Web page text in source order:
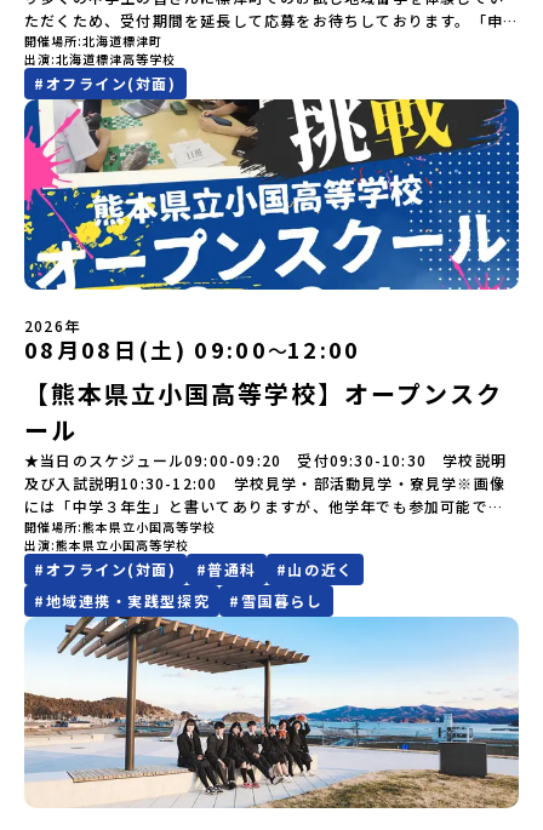
参加できなくなった場合について参加決定後の参加お取り消しはご
遠慮下さい。やむを得ないお取り消しの場合はお早めに事務局まで
ご連絡ください。・キャンセルポリシーやむを得ない参加お取り消
しの場合、以下のルールに沿って対応させていただきます。ご了承
ください。プログラム開催日の前日＜7月17日＞から、【キャンセル
のご連絡日：お支払いいただく旅行代金】・21日目にあたる日以
前：無料・20日目-8日目：20％・7日目-2日目：30％・プログラム
開始日の前日：40％・プログラム開始日当日：50％・ご連絡無しで
の不参加またはプログラム開始後の解除：100％・催行中止について
天候などの状況等によって開催を見合わせる可能性があります。そ
の場合は原則、開催日1週間前までにご連絡いたします。又、最少催
行人数に達しなかった場合は、開催日3週間前までに催行中止の旨を
メールにてご連絡いたします。・よくあるご質問その他、よくある
ご質問についてはこちらをご確認ください。運営団体について＜プ
ログラム主催：一般財団法人地域・教育魅力化プラットフォーム＞
「意志ある若者にあふれる持続可能な地域・社会をつくる」という
ビジョンを掲げ、2017年3月に島根県に設立した教育事業団体で
す。日本全国約200の高校と連携しながら、中学卒業後に地域の枠を
越えて生徒一人ひとりの夢や価値観に合った地域・学校で1〜3年間
過ごすことができるシステム「地域みらい留学」をはじめとした、
教育事業や地域活性モデルをつくり続けています。名 称：一般財
団法人地域・教育魅力化プラットフォーム設 立：2017年3月代表
者：岩本 悠所在地：〒690-0842 島根県松江市東本町二丁目25-6
みらいBASE2階 その他所在地公式HP：http://c-platform.or.jp/
お問い合わせ先担当：小川・小原E-mail：info@miratabi.jp「お
ためし地域留学体験」のプログラム開催情報を公式LINEにて配信
中！ぜひご登録ください♪地域みらい留学公式LINE
「大樹町」の内容を具体的に深掘りしたい方へ〜全体説明を聞いた
うえで、「大樹町では具体的に何をするの？」「どんな町なの？」
という疑問にお答えする説明会です。大樹町ならではの豊かな文化
や、2泊3日のプログラムの中身をたっぷりとお伝えします。日
時： 5月13日(水) 19：00〜19：40内 容： 大樹町ってどんなとこ
ろ？プログラム詳細解説、質疑応答お申し込み：https://c-
mirai.jp/events/002112お気軽にどうぞ！「はじめての一人旅だ
けど大丈夫？」「どんな体験ができるの？」そんな保護者様の不安
や、中学生のみなさんの素朴な疑問にスタッフが直接お答えしま
す。チャットでの質問も可能ですので、ぜひご自宅からリラックス
してご参加ください。▼お申し込み前に必ずご確認ください・参加
規約への同意プログラムへの参加申し込みいただく前に、「お申し
い。・抽選による参加者決定についてお申込みいただいた方の中か
ら抽選の上、締め切り日から1週間を目途に、お申し込み時に記入い
ただいたメールアドレス宛に「当選／落選メール」をお送りいたし
ます。当選者は、メールに記載された「当選確認フォーム」に３日
ていただきます。当選確認フォームの期日までにご回答いただけな
い場合は、当選を取り消しとさせていただきます。当選取り消しが
あった場合は、繰り上げ当選者へご連絡させていただきます。登録
メールアドレスの変更をご希望の場合は下記の地域みらい留学公式
LINEよりご連絡をお願いします。※受信制限設定をしていると、通
知メールをお受け取りいただけません。その場合は、
「@miratabi.jp」からのメールを受信できるよう設定をお願いいた
します。※結果に関する個別のお問合せにはお答えしておりません
ので、ご了承ください。・お申し込みについてお申込はお一人様1回
限りです。PC・スマートフォンからお申込ください。申込後の内容
変更はできません。お申込時は、メールアドレスの入力間違いにご
注意ください。・宿泊について１室に複数(同性2～4名程度)で宿泊
いただく予定です。・食事アレルギー対応について個別の詳細なア
レルギー対応希望にはお応えしかねる場合がございます。対応が必
要な場合は必ず事前にご相談ください。・参加取消や急遽参加でき
なくなった場合について参加決定後の参加お取り消しはご遠慮下さ
い。やむを得ないお取り消しの場合はお早めに事務局までご連絡く
ステップアップ説明会プログラムの内容を詳しく知りたい方や、お
申し込みを迷われている方向けにZoomでのオンライン配信を行い
ます。知りたい情報のレベルに合わせて、以下の2つのステップをご
活用ください。【STEP 1】全体オンライン説明会（アーカイブ動画
を公開中！）〜まずは「おためし地域留学」を知りたい方へ〜日本
全国20以上の地域から選んで参加できる「おためし地域留学」の全
体像や魅力について、説明会を開催しました。中学生一人での参加
にあたり、保護者様が特に気になる「安全面」や「事務局のサポー
ト体制」についても詳しく解説しています。ぜひ、ご自宅からお気
軽にご視聴ください。🎬 [アーカイブ動画を視聴する]YouTube：
https://youtu.be/Yt8nd04aNgA?si=e5erbspvwz5O8_uF
【STEP 2】出水市・出水工業高校プログラム説明会〜「出水市・出
水工業高校」の内容を具体的に深掘りしたい方へ〜全体説明を聞い
たうえで、「出水市では具体的に何をするの？」「どんな町な
の？」という疑問にお答えする説明会です。出水市ならではの豊か
な文化や、2泊3日のプログラムの中身をたっぷりとお伝えします。
日 時： 6月9日日(水)19:00-19:45内 容： 出水市ってどんなとこ
ろ？プログラム詳細解説、質疑応答お申し込み：https://c-
mirai.jp/events/091247お気軽にどうぞ！「はじめての一人旅だ
けど大丈夫？」「どんな体験ができるの？」そんな保護者様の不安
や、中学生のみなさんの素朴な疑問にスタッフが直接お答えしま
す。チャットでの質問も可能ですので、ぜひご自宅からリラックス
してご参加ください。▼お申し込み前に必ずご確認ください・参加
規約への同意プログラムへの参加申し込みいただく前に、「お申し
込みに関する各規約」への同意が必須となります。ご確認くださ
い。・抽選による参加者決定についてお申込みいただいた方の中か
ら抽選の上、締め切り日から1週間を目途に、お申し込み時に記入い
ただいたメールアドレス宛に「当選／落選メール」をお送りいたし
ます。当選者は、メールに記載された「当選確認フォーム」に3日以
内に回答いただき、確認フォームの提出をもって参加確定とさせて
いただきます。当選確認フォームの期日までにご回答いただけない
場合は、当選を取り消しとさせていただきます。当選取り消しがあ
った場合は、繰り上げ当選者へご連絡させていただきます。登録メ
ールアドレスの変更をご希望の場合は下記の地域みらい留学公式
LINEよりご連絡をお願いします。※受信制限設定をしていると、通
できます。世界でここだけ！地球のチカラを使った幻想的なグラデ
ーションのアートづくりをぜひ体験してみてください！さらに八幡
平市は自然（山）の恵みを生かした料理がとても美味しい地域で
す。みなさんの地元の味とは違う「岩手の郷土料理」を味わって楽
しんでください🎵今回はこの大自然や文化が魅力的な八幡平市で、
日本全国から集まる中学生や「平舘（たいらだて）高校」の高校生
と一緒にさまざまなアクティビティを体験していただきます。他に
はないスペシャルな魅力がギュッと詰まった岩手県八幡平市で五感
を使いながら、まちの魅力を一緒に探究してみませんか？地域と一
体になり「開拓者精神」を育む！「平舘（たいらだて）高校」と
は？今回のプログラムを一緒に過ごしてくれる高校生は「平舘（た
いらだて）高校」の生徒たち。この高校の特徴は「地域と一体にな
った探究教育」と「自分で考えて動くチカラを大切にしている」こ
自身が「探究プロジェクト」を企画し取り組むユニークな高校で
す。机の上で勉強するだけではない、実践的な探究やフィールドワ
ークを楽しむことができます。今回は、そんなエネルギッシュに活
躍する高校生と一緒に交流したり対話をしながら、町の文化・料理
を楽しみ、高校での活動のイメージをもつことができる絶好の機
会！この地域でしか味わえない豊かな体験をぜひ楽しんでください
🎵体験のおすすめポイント体験プログラム内容（予定）＜1日目＞
（PM）「オリエンテーション」「地熱染色・発電所見学」 -八幡
平市の自然を知る -地球のチカラを使ったアートづくり「ペンショ
ンで夕食」「1日目の振り返り」「星空観察」※希望者＜2日目＞
（AM）「平舘（たいらだて）高校見学」 -高校生活をイメージし
よう「郷土料理・BBQ」 -高校生・地元の方と交流を深める
（PM）「“八幡平市”体感ワークショップ」 -あけびづるで表札づく
なで振り返り対話＜3日目＞（AM）「大更駅複合施設の見学」「振
り返りワークショップ」 -個人での振り返り -グループでの振り
返り「お土産・昼食」（PM） 解散 ※天候の状況や参加人数によっ
てプログラムを変更する場合がございます。参加概要【開催場所】
岩手県八幡平市【実施日程】8月3日（月）〜8月5日（水）※参加が
確定した方には7月9日(木) 18:30～20：00に 「参加者向け事前オ
ンラインセッション」をご案内する予定です。【集合場所・時間】
ただくため、受付期間を延長して応募をお待ちしております。「申
し込みのタイミングを逃してしまった」という方も、この機会にぜ
ひ一歩踏み出してみませんか？※都合により締め切りを早める場合
がございます。お早目にご応募ください！-------奨学金のお知らせ-
------＼返還不要・3年間最大72万／💡北海道の高校留学に【毎月2
万円】の給付型奨学金～夢に向かって一歩踏み出す、あなたの未来
を応援！～ 詳細・条件はこちらから-----------------------------
----＜体験費・宿泊費が無料！＞一万年前から続く自然と人の暮らし
が今も残る町！広大な自然と生き物とともに生きる豊かさに触れ、
まちの暮らしを一緒に体験してみませんか？「地元以外の地域の暮
らしが気になる。いつか留学してみたい！」「大自然と生き物が好
き！興味がある！」「自分の進学や将来の可能性をもっとひらきた
い！」そんな中学生のみなさんにおすすめ！「おためし地域留学体
験」は、日本全国約200の高校と連携し、地域の枠を超えて学校生活
を送る「地域みらい留学」をプチ体験できるプログラムです。はじ
めてのひとり旅でも安心！現地でもスタッフがしっかりとサポート
いたします。今回のフィールドは「北海道 標津町（しべつちょ
う）」北海道の東に位置する標津町（しべつちょう）は人口 約
4,600人の町。東の水平線の奥に見えるのは北方領土の国後島（くな
しりとう）、西には世界遺産に認定されている秘境・知床半島（し
れとこはんとう）、鶴や白鳥など珍しい野鳥の宝庫である野付半島
（のつけはんとう）をながめることができ、ミルクの里の牧草地が
広がる牛の酪農（らくのう）もさかんで、海と緑と川の自然と生き
物が豊かな町です！標津町はさらに「鮭（さけ）の聖地」としても
有名。江戸時代には将軍家にも贈られたほどで、今では「日本遺
産」に登録されています。一万年前から続く伝統的な「鮭」の産業
とともに人々の豊かな暮らしがあります。一万年前の縄文時代か
ら、人々の間で大切に守り受け継がれ、厳しい大自然と向き合い、
山・海・川がもたらす恵みに深く感謝しながら生きていく姿勢は今
も息づく「命の循環」です。日本遺産にも認定されている「サケ」
の伝統産業や、雄大な知床の裾野で命を育む酪農の歴史など、自然
の営みの一部として共生してきた風土が存在します。標津高校で
は、地域と連携して「食」を考える「フードデザイン」の授業がお
すすめの一つです。生徒たちが地元の素材を活かしたメニュー開発
を行い、町内の学校給食に「標高給食DAY」としてオリジナル給食
開催場所 北海道標津町
出演 北海道標津高等学校
#オフライン(対面)
2026年
08月08日(土) 09:00〜12:00
【熊本県立小国高等学校】オープンスク
ール
★当日のスケジュール09:00-09:20 受付09:30-10:30 学校説明
及び入試説明10:30-12:00 学校見学・部活動見学・寮見学※画像
には「中学３年生」と書いてありますが、他学年でも参加可能で
す！
開催場所 熊本県立小国高等学校
出演 熊本県立小国高等学校
#オフライン(対面) #普通科 #山の近く
#地域連携・実践型探究 #雪国暮らし